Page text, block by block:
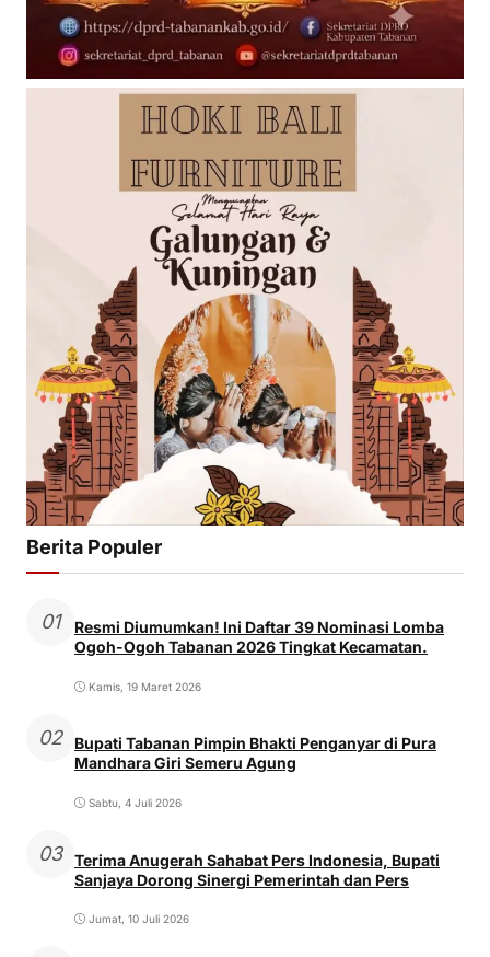
Berita Populer
01
Resmi Diumumkan! Ini Daftar 39 Nominasi Lomba
Ogoh-Ogoh Tabanan 2026 Tingkat Kecamatan.
Kamis, 19 Maret 2026
02
Bupati Tabanan Pimpin Bhakti Penganyar di Pura
Mandhara Giri Semeru Agung
Sabtu, 4 Juli 2026
03
Terima Anugerah Sahabat Pers Indonesia, Bupati
Sanjaya Dorong Sinergi Pemerintah dan Pers
Jumat, 10 Juli 2026